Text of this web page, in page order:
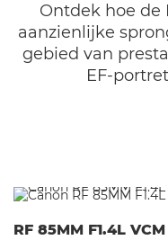
Ontdek hoe de
aanzienlijke
gebied van
EF-
RF 85MM F1.4L VCM